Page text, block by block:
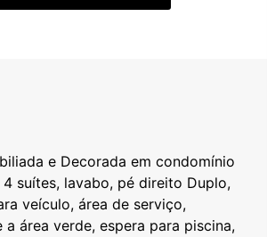
e Decorada em condomínio
suítes, lavabo, pé direito Duplo,
veículo, área de serviço,
área verde, espera para piscina,